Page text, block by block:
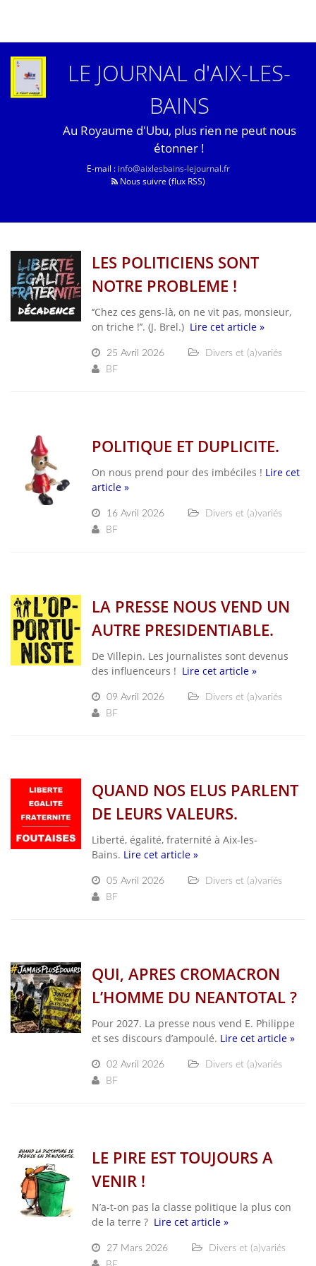
LE JOURNAL d'AIX-LES-
BAINS
Au Royaume d'Ubu, plus rien ne peut nous
étonner !
E-mail : info@aixlesbains-lejournal.fr
Nous suivre (flux RSS)
LES POLITICIENS SONT
NOTRE PROBLEME !
‘’Chez ces gens-là, on ne vit pas, monsieur,
on triche !’’. (J. Brel.) Lire cet article »
25 Avril 2026
Divers et (a)variés
BF
POLITIQUE ET DUPLICITE.
On nous prend pour des imbéciles ! Lire cet
article »
16 Avril 2026
Divers et (a)variés
BF
LA PRESSE NOUS VEND UN
AUTRE PRESIDENTIABLE.
De Villepin. Les journalistes sont devenus
des influenceurs ! Lire cet article »
09 Avril 2026
Divers et (a)variés
BF
QUAND NOS ELUS PARLENT
DE LEURS VALEURS.
Liberté, égalité, fraternité à Aix-les-
Bains. Lire cet article »
05 Avril 2026
Divers et (a)variés
BF
QUI, APRES CROMACRON
L’HOMME DU NEANTOTAL ?
Pour 2027. La presse nous vend E. Philippe
et ses discours d’ampoulé. Lire cet article »
02 Avril 2026
Divers et (a)variés
BF
LE PIRE EST TOUJOURS A
VENIR !
N’a-t-on pas la classe politique la plus con
de la terre ? Lire cet article »
27 Mars 2026
Divers et (a)variés